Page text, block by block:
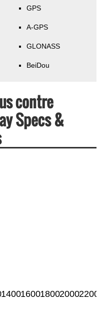
GPS
A-GPS
GLONASS
BeiDou
contre
Specs &
14001600180020002200